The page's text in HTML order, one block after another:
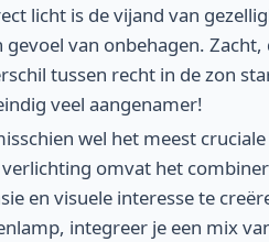
licht is de vijand van
van onbehagen.
tussen recht in de zon
veel aangenamer!
wel het meest
omvat het
en visuele interesse te
integreer je een mix